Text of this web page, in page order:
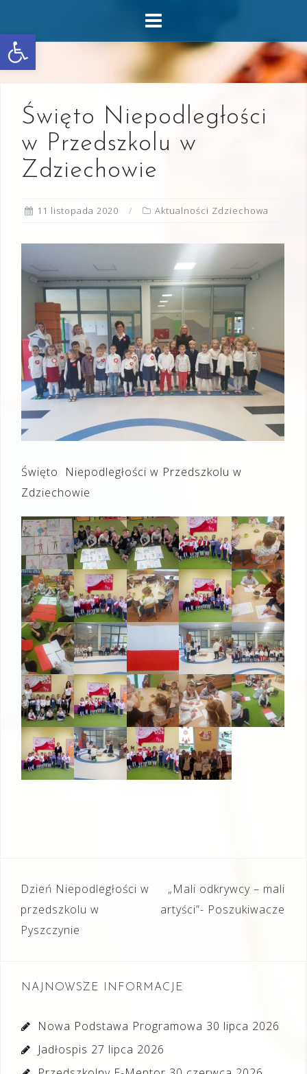
Otwórz pasek narzędzi
content
Święto Niepodległości
w Przedszkolu w
Zdziechowie
11 listopada 2020 Aktualności Zdziechowa
Święto Niepodległości w Przedszkolu w
Zdziechowie
Nawigacja
wpisu
Dzień Niepodległości w
przedszkolu w
Pyszczynie
„Mali odkrywcy – mali
artyści”- Poszukiwacze
NAJNOWSZE INFORMACJE
Nowa Podstawa Programowa 30 lipca 2026
Jadłospis 27 lipca 2026